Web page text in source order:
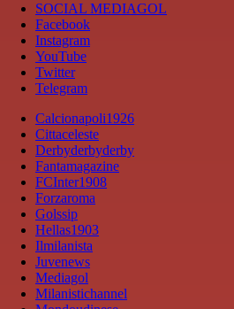
SOCIAL MEDIAGOL
Facebook
Instagram
YouTube
Twitter
Telegram
Calcionapoli1926
Cittaceleste
Derbyderbyderby
Fantamagazine
FCInter1908
Forzaroma
Golssip
Hellas1903
Ilmilanista
Juvenews
Mediagol
Milanistichannel